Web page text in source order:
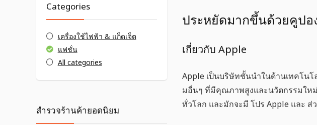
Categories
เครื่องใช้ไฟฟ้า & แก็ดเจ็ต
แฟชั่น
All categories
ประหยัดมากขึ้นด้วยคูปอ
เกี่ยวกับ Apple
Apple เป็นบริษัทชั้นนำในด้านเทคโน
มอื่นๆ ที่มีคุณภาพสูงและนวัตกรรมให
ทั่วโลก และมักจะมี โปร Apple และ ส่
สำรวจร้านค้ายอดนิยม